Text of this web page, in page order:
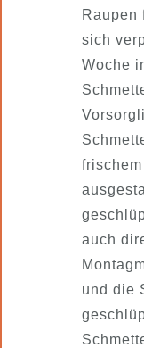
Raupen
sich
Woche
auch
und die